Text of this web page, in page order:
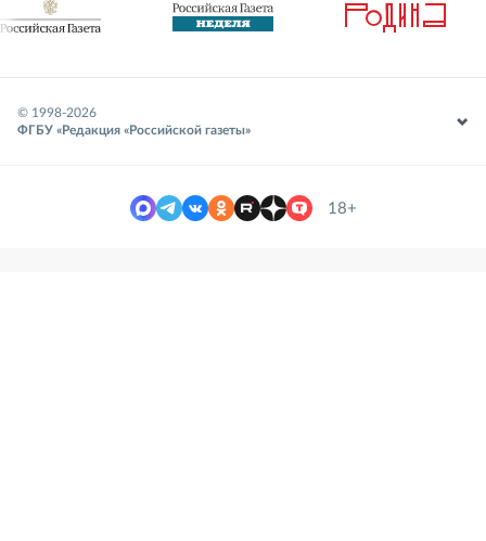
© 1998-2026
ФГБУ «Редакция «Российской газеты»
18+